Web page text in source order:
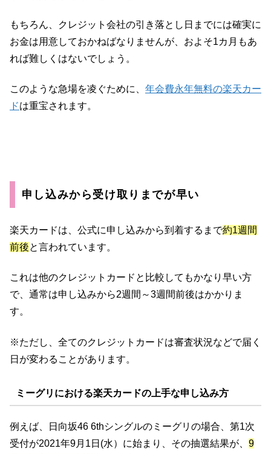
もちろん、クレジット会社の引き落とし日までには確実に
お金は用意しておかねばなりませんが、およそ1カ月もあ
れば難しくはないでしょう。
このような急場を凌ぐために、 年会費永年無料の楽天カー
ドは重宝されます。
申し込みから受け取りまでが早い
楽天カードは、公式に申し込みから到着するまで約1週間
前後と言われています。
これは他のクレジットカードと比較してもかなり早い方
で、通常は申し込みから2週間～3週間前後はかかりま
す。
※ただし、全てのクレジットカードは審査状況などで届く
日が変わることがあります。
ミーグリにおける楽天カードの上手な申し込み方
例えば、日向坂46 6thシングルのミーグリの場合、第1次
受付が2021年9月1日(水）に始まり、その抽選結果が、 9